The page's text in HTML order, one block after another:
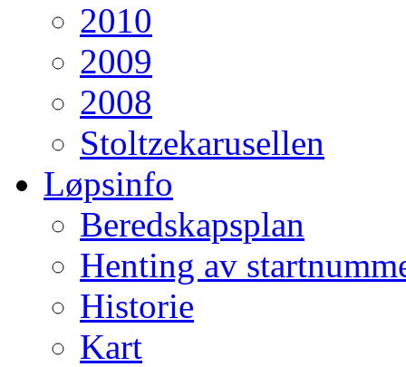
2010
2009
2008
Stoltzekarusellen
Løpsinfo
Beredskapsplan
Henting av
Historie
Kart